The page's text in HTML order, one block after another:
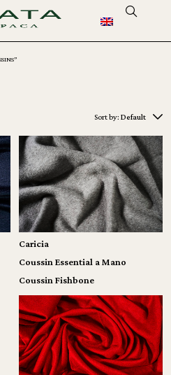
Sort by: Default
Caricia
Coussin Essential a Mano
Coussin Fishbone